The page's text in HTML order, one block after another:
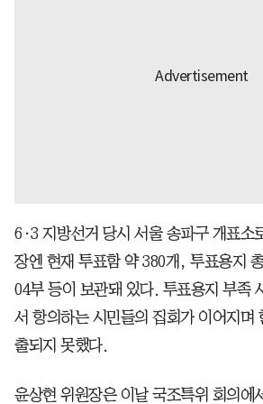
6·3 지방선거 당시 서울 송파구 개표소
장엔 현재 투표함 약 380개, 투표용지
04부 등이 보관돼 있다. 투표용지 부족
서 항의하는 시민들의 집회가 이어지며
출되지 못했다.
윤상현 위원장은 이날 국조특위 회의에